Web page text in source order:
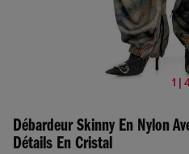
1 |
Débardeur Skinny En Nylon
Détails En Cristal